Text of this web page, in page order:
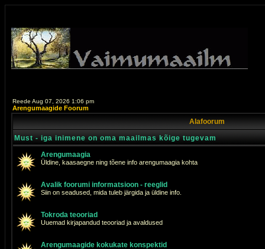
Reede Aug 07, 2026 1:06 pm
Arengumaagide Foorum
Alafoorum
Must - iga inimene on oma maailmas kõige tugevam
Arengumaagia
Üldine, kaasaegne ning tõene info arengumaagia kohta
Avalik foorumi informatsioon - reeglid
Siin on seadused, mida tuleb järgida ja üldine info.
Tokroda teooriad
Uuemad kirjapandud teooriad ja avaldused
Arengumaagide kokukate konspektid